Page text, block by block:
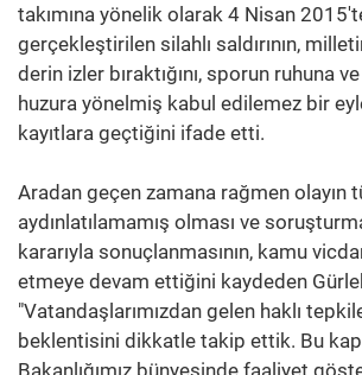
takımına yönelik olarak 4 Nisan
gerçekleştirilen silahlı saldırının,
derin izler bıraktığını, sporun ruhuna
huzura yönelmiş kabul edilemez bir
kayıtlara geçtiğini ifade etti.
Aradan geçen zamana rağmen olayın
aydınlatılamamış olması ve
kararıyla sonuçlanmasının, kamu
etmeye devam ettiğini kaydeden
"Vatandaşlarımızdan gelen haklı
beklentisini dikkatle takip ettik. Bu
Bakanlığımız bünyesinde faaliyet